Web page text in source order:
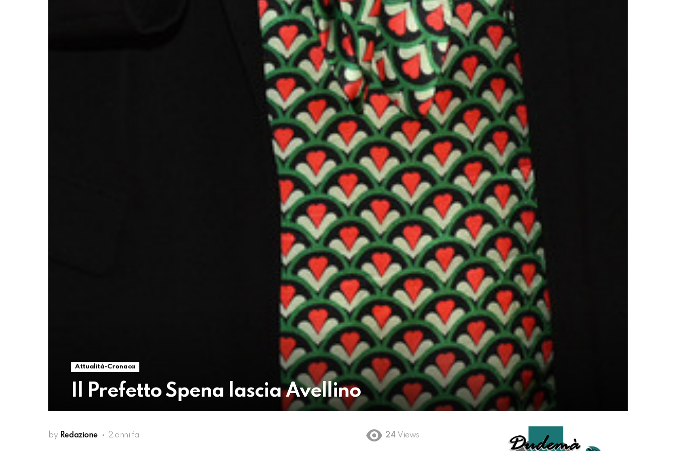
Attualità-Cronaca
Il Prefetto Spena lascia Avellino
by Redazione 2 anni fa 24 Views